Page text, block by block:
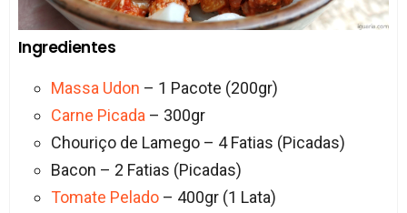
Ingredientes
Massa Udon – 1 Pacote (200gr)
Carne Picada – 300gr
Chouriço de Lamego – 4 Fatias (Picadas)
Bacon – 2 Fatias (Picadas)
Tomate Pelado– 400gr (1 Lata)